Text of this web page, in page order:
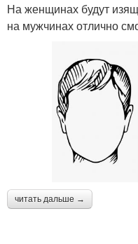
На женщинах будут
на мужчинах отлично
читать дальше →